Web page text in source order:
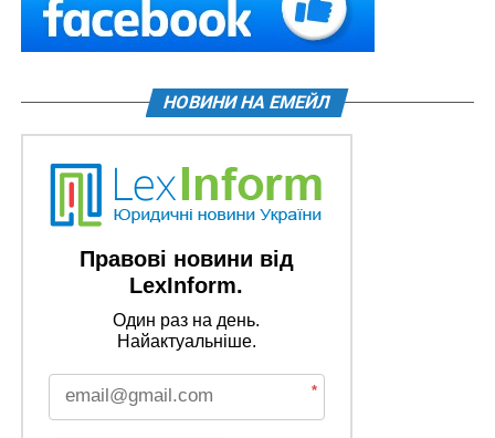
НОВИНИ НА ЕМЕЙЛ
Правові новини від
LexInform.
Один раз на день.
Найактуальніше.
*